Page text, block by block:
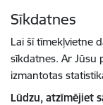
Sīkdatnes
Lai šī tīmekļvietne
sīkdatnes. Ar Jūsu
izmantotas
Lūdzu, atzīmējiet